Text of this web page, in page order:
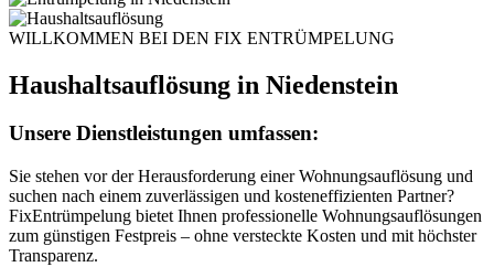
WILLKOMMEN BEI DEN FIX ENTRÜMPELUNG
Haushaltsauflösung in Niedenstein
Unsere Dienstleistungen umfassen:
Sie stehen vor der Herausforderung einer Wohnungsauflösung und
suchen nach einem zuverlässigen und kosteneffizienten Partner?
FixEntrümpelung bietet Ihnen professionelle Wohnungsauflösungen
zum günstigen Festpreis – ohne versteckte Kosten und mit höchster
Transparenz.